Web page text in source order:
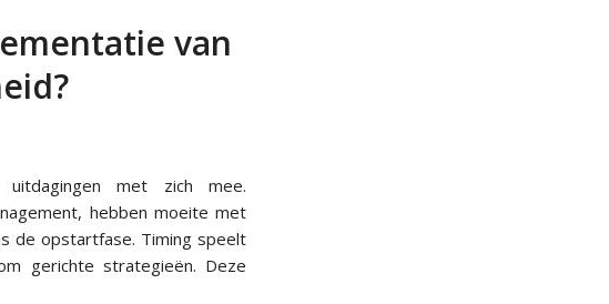
van
uitdagingen met zich mee.
hebben moeite met
de opstartfase. Timing speelt
gerichte strategieën. Deze